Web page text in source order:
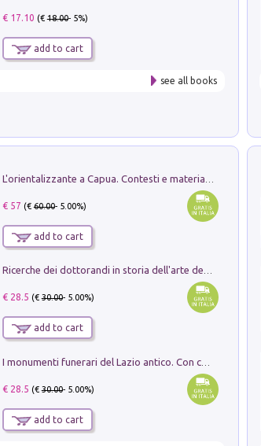
€ 17.10 (€18.00- 5%)
add to cart
see all books
€ 57 (€60.00- 5.00%)
add to cart
Ricerche dei dottorandi in storia dell'arte della Sapienza
€ 28.5 (€30.00- 5.00%)
add to cart
I monumenti funerari del Lazio antico. Con cartella con tavole
€ 28.5 (€30.00- 5.00%)
add to cart